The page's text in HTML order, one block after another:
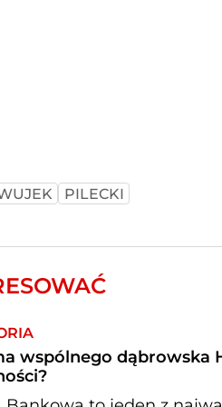
PILECKI
wspólnego dąbrowska